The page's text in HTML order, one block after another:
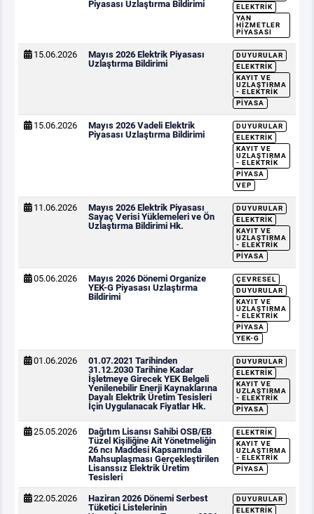
Piyasası Uzlaştırma Bildirimi
ELEKTRIK
YAN
HIZMETLER
PIYASASI
15.06.2026
Mayıs 2026 Elektrik Piyasası
Uzlaştırma Bildirimi
DUYURULAR
ELEKTRIK
KAYIT VE
UZLAŞTIRMA
- ELEKTRIK
PIYASA
15.06.2026
Mayıs 2026 Vadeli Elektrik
Piyasası Uzlaştırma Bildirimi
DUYURULAR
ELEKTRIK
KAYIT VE
UZLAŞTIRMA
- ELEKTRIK
PIYASA
VEP
11.06.2026
Mayıs 2026 Elektrik Piyasası
Sayaç Verisi Yüklemeleri ve Ön
Uzlaştırma Bildirimi Hk.
DUYURULAR
ELEKTRIK
KAYIT VE
UZLAŞTIRMA
- ELEKTRIK
PIYASA
05.06.2026
Mayıs 2026 Dönemi Organize
YEK-G Piyasası Uzlaştırma
Bildirimi
ÇEVRESEL
DUYURULAR
KAYIT VE
UZLAŞTIRMA
- ELEKTRIK
PIYASA
YEK-G
01.06.2026
01.07.2021 Tarihinden
31.12.2030 Tarihine Kadar
İşletmeye Girecek YEK Belgeli
Yenilenebilir Enerji Kaynaklarına
Dayalı Elektrik Üretim Tesisleri
İçin Uygulanacak Fiyatlar Hk.
DUYURULAR
ELEKTRIK
KAYIT VE
UZLAŞTIRMA
- ELEKTRIK
PIYASA
25.05.2026
Dağıtım Lisansı Sahibi OSB/EB
Tüzel Kişiliğine Ait Yönetmeliğin
26 ncı Maddesi Kapsamında
Mahsuplaşması Gerçekleştirilen
Lisanssız Elektrik Üretim
Tesisleri
ELEKTRIK
KAYIT VE
UZLAŞTIRMA
- ELEKTRIK
PIYASA
22.05.2026
Haziran 2026 Dönemi Serbest
Tüketici Listelerinin
DUYURULAR
ELEKTRIK